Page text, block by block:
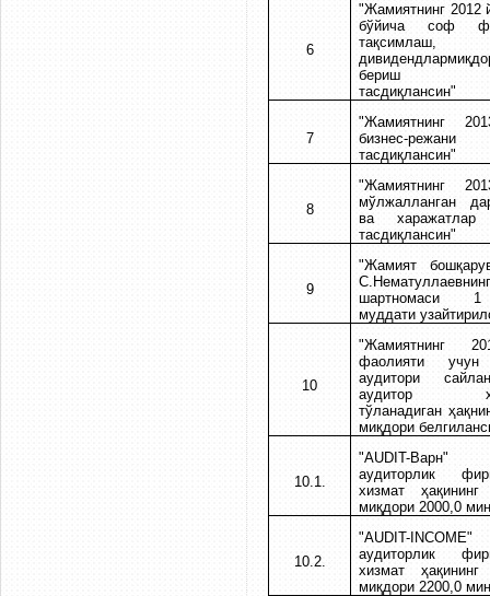
6
"Жамиятнинг 2012
бўйича соф
тақсимлаш,
бериш
тасдиқлансин"
7
"Жамиятнинг
бизнес-режани
тасдиқлансин"
8
"Жамиятнинг
мўлжалланган
ва харажатлар
тасдиқлансин"
9
"Жамият
шартномаси
муддати
10
"Жамиятнинг
фаолияти
аудитори
аудитор
тўланадиган
миқдори
10.1.
"AUDIT-
аудиторлик
хизмат
миқдори 2000,0
10.2.
"AUDIT-
аудиторлик
хизмат
миқдори 2200,0